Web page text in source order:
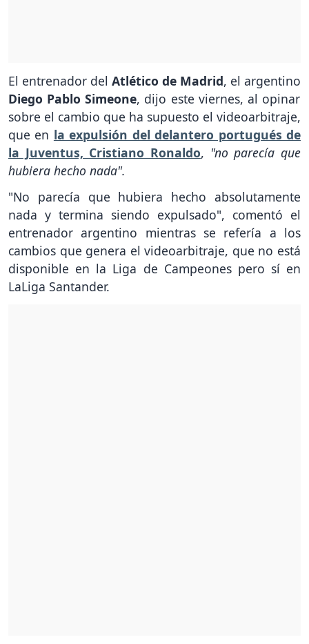
El entrenador del Atlético de Madrid, el argentino
Diego Pablo Simeone, dijo este viernes, al opinar
sobre el cambio que ha supuesto el videoarbitraje,
que en la expulsión del delantero portugués de
la Juventus, Cristiano Ronaldo, "no parecía que
hubiera hecho nada".
"No parecía que hubiera hecho absolutamente
nada y termina siendo expulsado", comentó el
entrenador argentino mientras se refería a los
cambios que genera el videoarbitraje, que no está
disponible en la Liga de Campeones pero sí en
LaLiga Santander.